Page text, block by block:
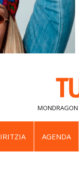
MONDRAGON
IRITZIA AGENDA